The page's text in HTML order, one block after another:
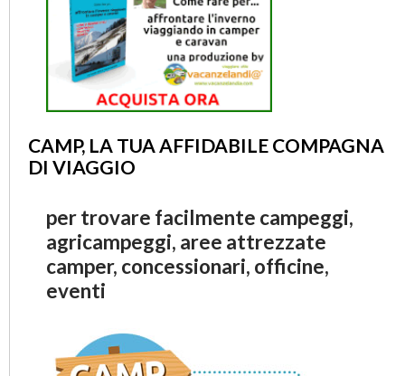
CAMP, LA TUA AFFIDABILE COMPAGNA
DI VIAGGIO
per trovare facilmente campeggi,
agricampeggi, aree attrezzate
camper, concessionari, officine,
eventi